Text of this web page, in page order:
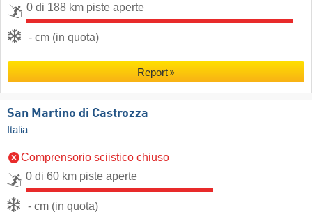
0 di 188 km piste aperte
- cm (in quota)
Report
San Martino di Castrozza
Italia
Comprensorio sciistico chiuso
0 di 60 km piste aperte
- cm (in quota)